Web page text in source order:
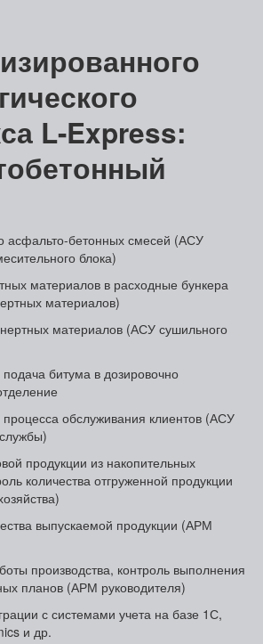
L-Express:
асфальто-бетонных смесей (АСУ
блока)
материалов в расходные бункера
материалов)
материалов (АСУ сушильного
битума в дозировочно
обслуживания клиентов (АСУ
продукции из накопительных
количества отгруженной продукции
выпускаемой продукции (АРМ
производства, контроль выполнения
планов (АРМ руководителя)
с системами учета на базе 1С,
и др.